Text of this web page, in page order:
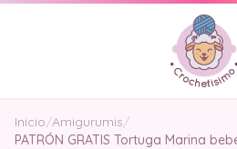
Inicio/Amigurumis/
PATRÓN GRATIS Tortuga Marina